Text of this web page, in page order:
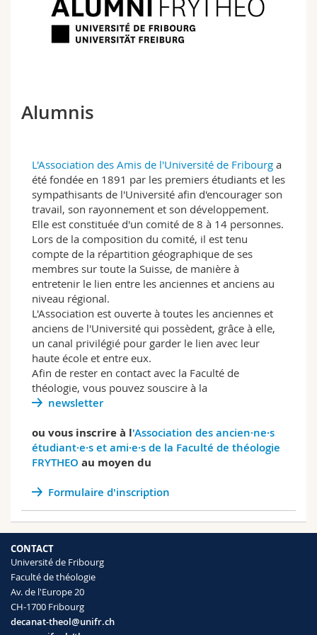
Sciences et médecine
Interfacultaire
Collaborateurs
Webmail
Alumnis
L'Association des Amis de l'Université de Fribourg a
été fondée en 1891 par les premiers étudiants et les
sympathisants de l'Université afin d'encourager son
travail, son rayonnement et son développement.
Elle est constituée d'un comité de 8 à 14 personnes.
Lors de la composition du comité, il est tenu
compte de la répartition géographique de ses
membres sur toute la Suisse, de manière à
entretenir le lien entre les anciennes et anciens au
niveau régional.
L'Association est ouverte à toutes les anciennes et
anciens de l'Université qui possèdent, grâce à elle,
un canal privilégié pour garder le lien avec leur
haute école et entre eux.
Afin de rester en contact avec la Faculté de
théologie, vous pouvez souscire à la
newsletter
ou vous inscrire à l'Association des ancien·ne·s
étudiant·e·s et ami·e·s de la Faculté de théologie
FRYTHEO au moyen du
Formulaire d'inscription
CONTACT
Université de Fribourg
Faculté de théologie
Av. de l'Europe 20
CH-1700 Fribourg
decanat-theol@unifr.ch